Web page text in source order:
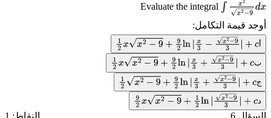
Evaluate the integral∫ x2x2−9dx
أوجد قيمة التكامل:
12xx 2− +9 2ln|x 3−x2 −93 |+c
ب
12xx 2− +9 2ln|x 3+x2 −93 |+c
ج
1 2x 2− 9+92 ln|x 3+x2 −93|+ c
92xx 2− +1 2ln|x 2−93 |+c